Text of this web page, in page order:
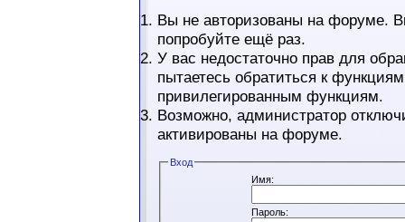
Вы не авторизованы на форуме.
попробуйте ещё раз.
У вас недостаточно прав для
пытаетесь обратиться к
привилегированным функциям.
Возможно, администратор
активированы на форуме.
Вход
Имя:
Пароль: